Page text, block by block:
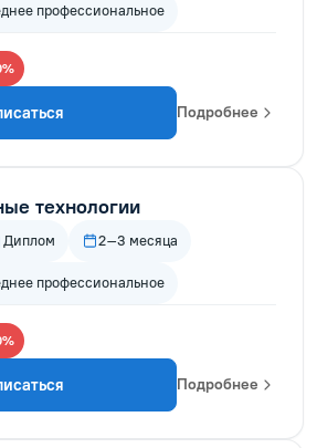
профессиональное
Подробнее
технологии
Диплом 2–3 месяца
профессиональное
Подробнее